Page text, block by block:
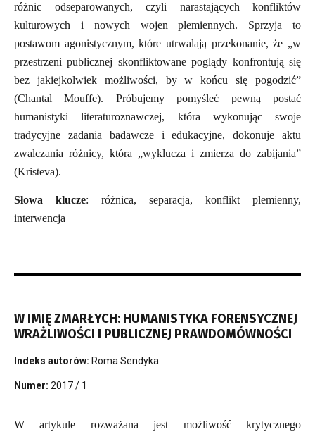
różnic odseparowanych, czyli narastających konfliktów
kulturowych i nowych wojen plemiennych. Sprzyja to
postawom agonistycznym, które utrwalają przekonanie, że „w
przestrzeni publicznej skonfliktowane poglądy konfrontują się
bez jakiejkolwiek możliwości, by w końcu się pogodzić”
(Chantal Mouffe). Próbujemy pomyśleć pewną postać
humanistyki literaturoznawczej, która wykonując swoje
tradycyjne zadania badawcze i edukacyjne, dokonuje aktu
zwalczania różnicy, która „wyklucza i zmierza do zabijania”
(Kristeva).
Słowa klucze: różnica, separacja, konflikt plemienny,
interwencja
W IMIĘ ZMARŁYCH: HUMANISTYKA FORENSYCZNEJ
WRAŻLIWOŚCI I PUBLICZNEJ PRAWDOMÓWNOŚCI
Indeks autorów: Roma Sendyka
Numer: 2017 / 1
W artykule rozważana jest możliwość krytycznego